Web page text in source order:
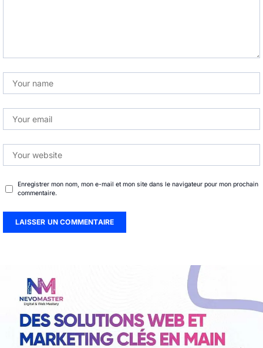
Enregistrer mon nom, mon e-mail et mon site dans le navigateur pour mon prochain
commentaire.